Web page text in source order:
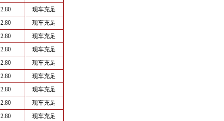
2.80
现车充足
2.80
现车充足
2.80
现车充足
2.80
现车充足
2.80
现车充足
2.80
现车充足
2.80
现车充足
2.80
现车充足
2.80
现车充足